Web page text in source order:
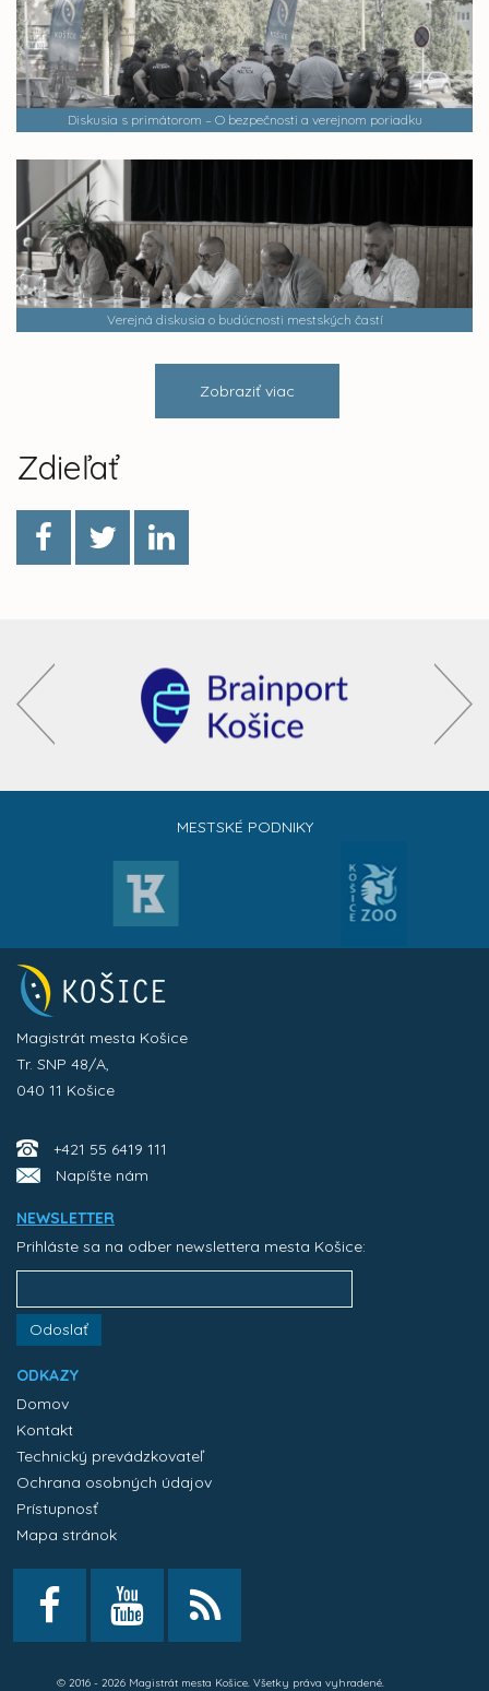
Diskusia s primátorom – O bezpečnosti a verejnom poriadku
Verejná diskusia o budúcnosti mestských častí
Zobraziť viac
Zdieľať
MESTSKÉ PODNIKY
Magistrát mesta Košice
Tr. SNP 48/A,
040 11 Košice
+421 55 6419 111
Napíšte nám
NEWSLETTER
Prihláste sa na odber newslettera mesta Košice:
Odoslať
ODKAZY
Domov
Kontakt
Technický prevádzkovateľ
Ochrana osobných údajov
Prístupnosť
Mapa stránok
© 2016 - 2026 Magistrát mesta Košice. Všetky práva vyhradené.